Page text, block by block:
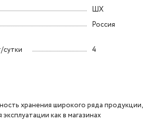
ШХ
Россия
сутки
4
хранения широкого ряда продукции,
как в магазинах